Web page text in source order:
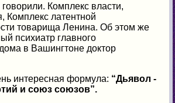
Комплекс власти,
Комплекс латентной
товарища Ленина. Об этом же
психиатр главного
в Вашингтоне доктор
интересная формула: “Дьявол -
и союз союзов”.